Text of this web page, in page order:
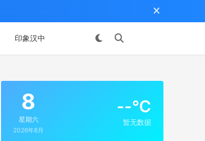
印象汉中
8
星期六
2026年8月
--°C
暂无数据